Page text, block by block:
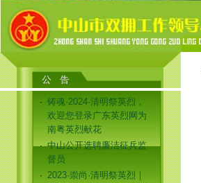
· 铸魂·2024·清明祭英烈，
欢迎您登录广东英烈网为
南粤英烈献花
· 中山公开选聘廉洁征兵监
督员
· 2023·崇尚·清明祭英烈｜